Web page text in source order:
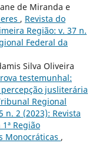
de Miranda e
, Revista do
Região: v. 37 n.
Federal da
Silva Oliveira
testemunhal:
jusliterária
Regional
n. 2 (2023): Revista
Região
Monocráticas ,